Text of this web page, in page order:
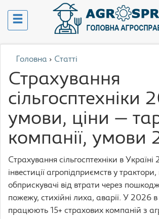
Головна › Статті
Страхування
сільгосптехніки
умови, ціни —
компанії, умови
Страхування сільгосптехніки в
інвестиції агропідприємств у
обприскувачі від втрати через
пожежу, стихійні лиха, аварії. У 2026 в
працюють 15+ страхових компаній з